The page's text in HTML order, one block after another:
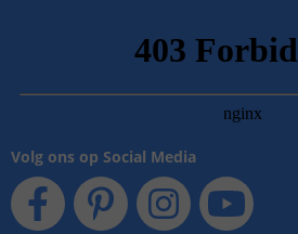
Volg ons op Social Media